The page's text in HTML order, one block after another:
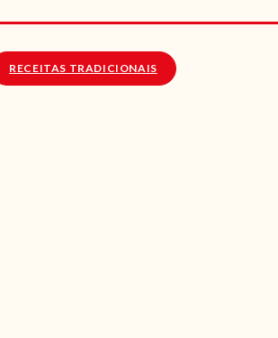
RECEITAS TRADICIONAIS